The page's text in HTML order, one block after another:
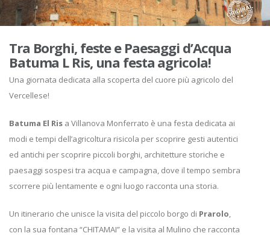
Tra Borghi, feste e Paesaggi d’Acqua
Batuma L Ris, una festa agricola!
Una giornata dedicata alla scoperta del cuore più agricolo del
Vercellese!
Batuma El Ris a Villanova Monferrato è una festa dedicata ai
modi e tempi dell’agricoltura risicola per scoprire gesti autentici
ed antichi per scoprire piccoli borghi, architetture storiche e
paesaggi sospesi tra acqua e campagna, dove il tempo sembra
scorrere più lentamente e ogni luogo racconta una storia.
Un itinerario che unisce la visita del piccolo borgo di Prarolo,
con la sua fontana “CHITAMAI” e la visita al Mulino che racconta